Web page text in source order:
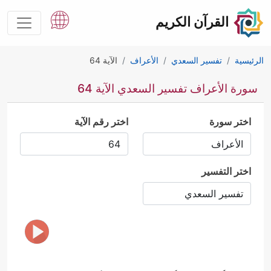
القرآن الكريم
الرئيسية تفسير السعدي الأعراف الآية 64
سورة الأعراف تفسير السعدي الآية 64
اختر سورة اختر رقم الآية
اختر التفسير